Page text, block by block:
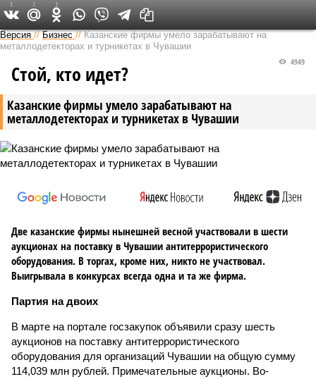
Версия в Чувашии
Версия //Бизнес //Казанские фирмы умело зарабатывают на
металлодетекторах и турникетах в Чувашии
Казанские фирмы умело зарабатывают на
металлодетекторах и турникетах в Чувашии
4949
Стой, кто идет?
Две казанские фирмы нынешней весной участвовали в шести
аукционах на поставку в Чувашии антитеррористического
оборудования. В торгах, кроме них, никто не участвовал.
Выигрывала в конкурсах всегда одна и та же фирма.
Партия на двоих
В марте на портале госзакупок объявили сразу шесть
аукционов на поставку антитеррористического
оборудования для организаций Чувашии на общую сумму
114,039 млн рублей. Примечательные аукционы. Во-
1 1 1